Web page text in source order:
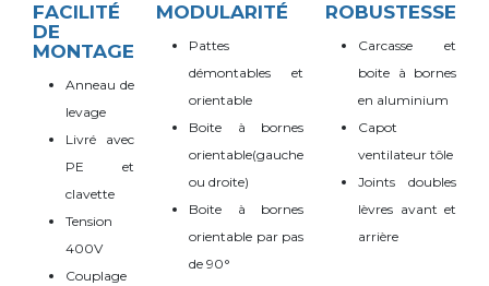
FACILITÉ
DE
MONTAGE
Anneau de
levage
Livré avec
PE et
clavette
Tension
400V
Couplage
MODULARITÉ
Pattes
démontables et
orientable
Boite à bornes
orientable(gauche
ou droite)
Boite à bornes
orientable par pas
de 90°
ROBUSTESSE
Carcasse et
boite à bornes
en aluminium
Capot
ventilateur tôle
Joints doubles
lèvres avant et
arrière